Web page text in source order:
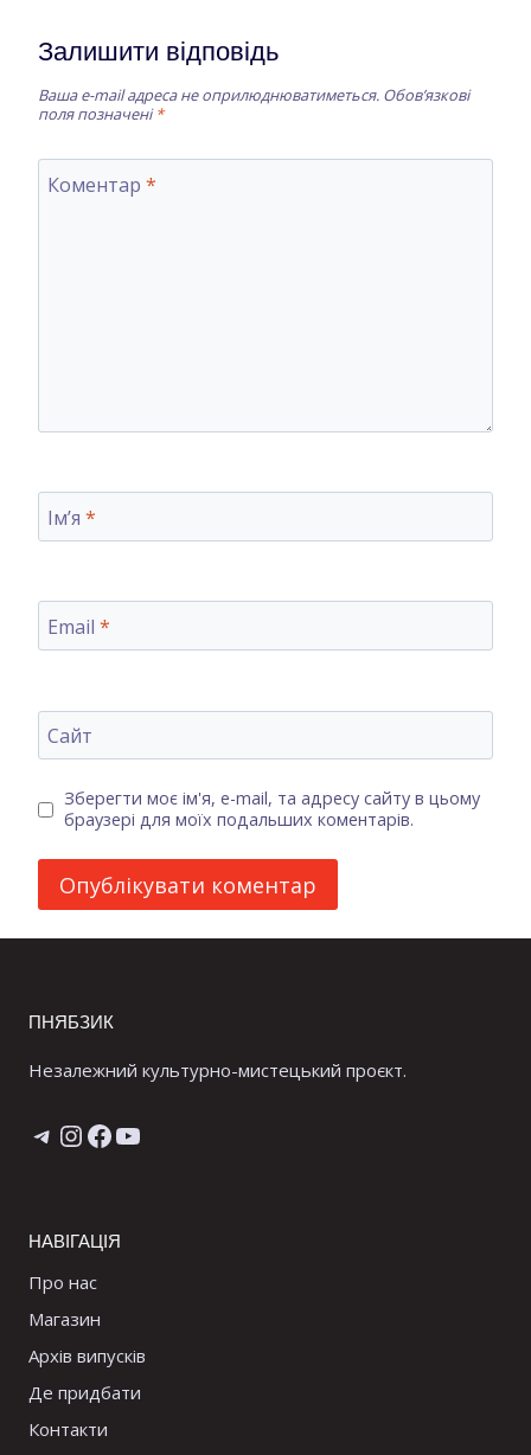
Залишити відповідь
Ваша e-mail адреса не оприлюднюватиметься. Обов’язкові
поля позначені*
Коментар *
Ім’я *
Email *
Сайт
Зберегти моє ім'я, e-mail, та адресу сайту в цьому
браузері для моїх подальших коментарів.
ПНЯБЗИК
Незалежний культурно-мистецький проєкт.
Telegram
Instagram
Facebook
YouTube
НАВІГАЦІЯ
Про нас
Магазин
Архів випусків
Де придбати
Контакти